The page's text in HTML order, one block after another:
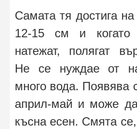
Самата тя достига
12-15 см и когато
натежат, полягат
Не се нуждае от
много вода. Появява
април-май и може
късна есен. Смята